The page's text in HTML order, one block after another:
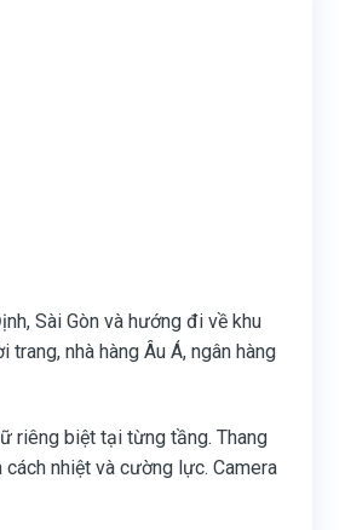
Sài Gòn và hướng đi về khu
nhà hàng Âu Á, ngân hàng
riêng biệt tại từng tầng. Thang
nhiệt và cường lực. Camera